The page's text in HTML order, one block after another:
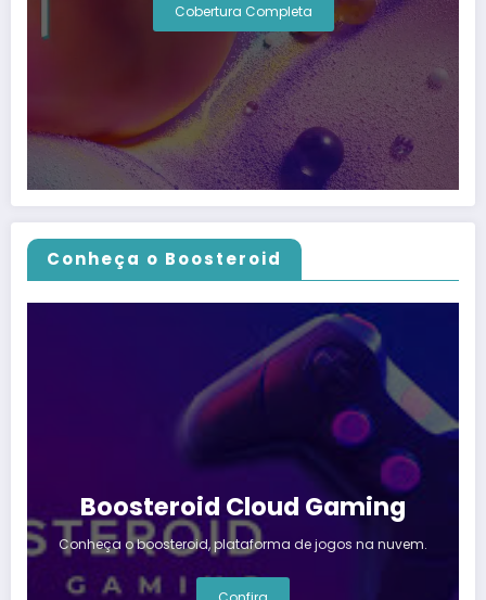
Cobertura Completa
Conheça o Boosteroid
Boosteroid Cloud Gaming
Conheça o boosteroid, plataforma de jogos na nuvem.